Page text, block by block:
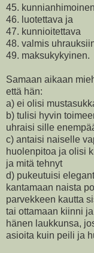
45. kunnianhimoinen
46. luotettava ja
47. kunnioitettava
48. valmis
49. maksukykyinen.
Samaan aikaan
että hän:
a) ei olisi
b) tulisi hyvin
uhraisi sille
c) antaisi naiselle
huolenpitoa ja olisi
ja mitä tehnyt
d) pukeutuisi
kantamaan naista
parvekkeen kautta
tai ottamaan kiinni
hänen laukkunsa,
asioita kuin peili ja